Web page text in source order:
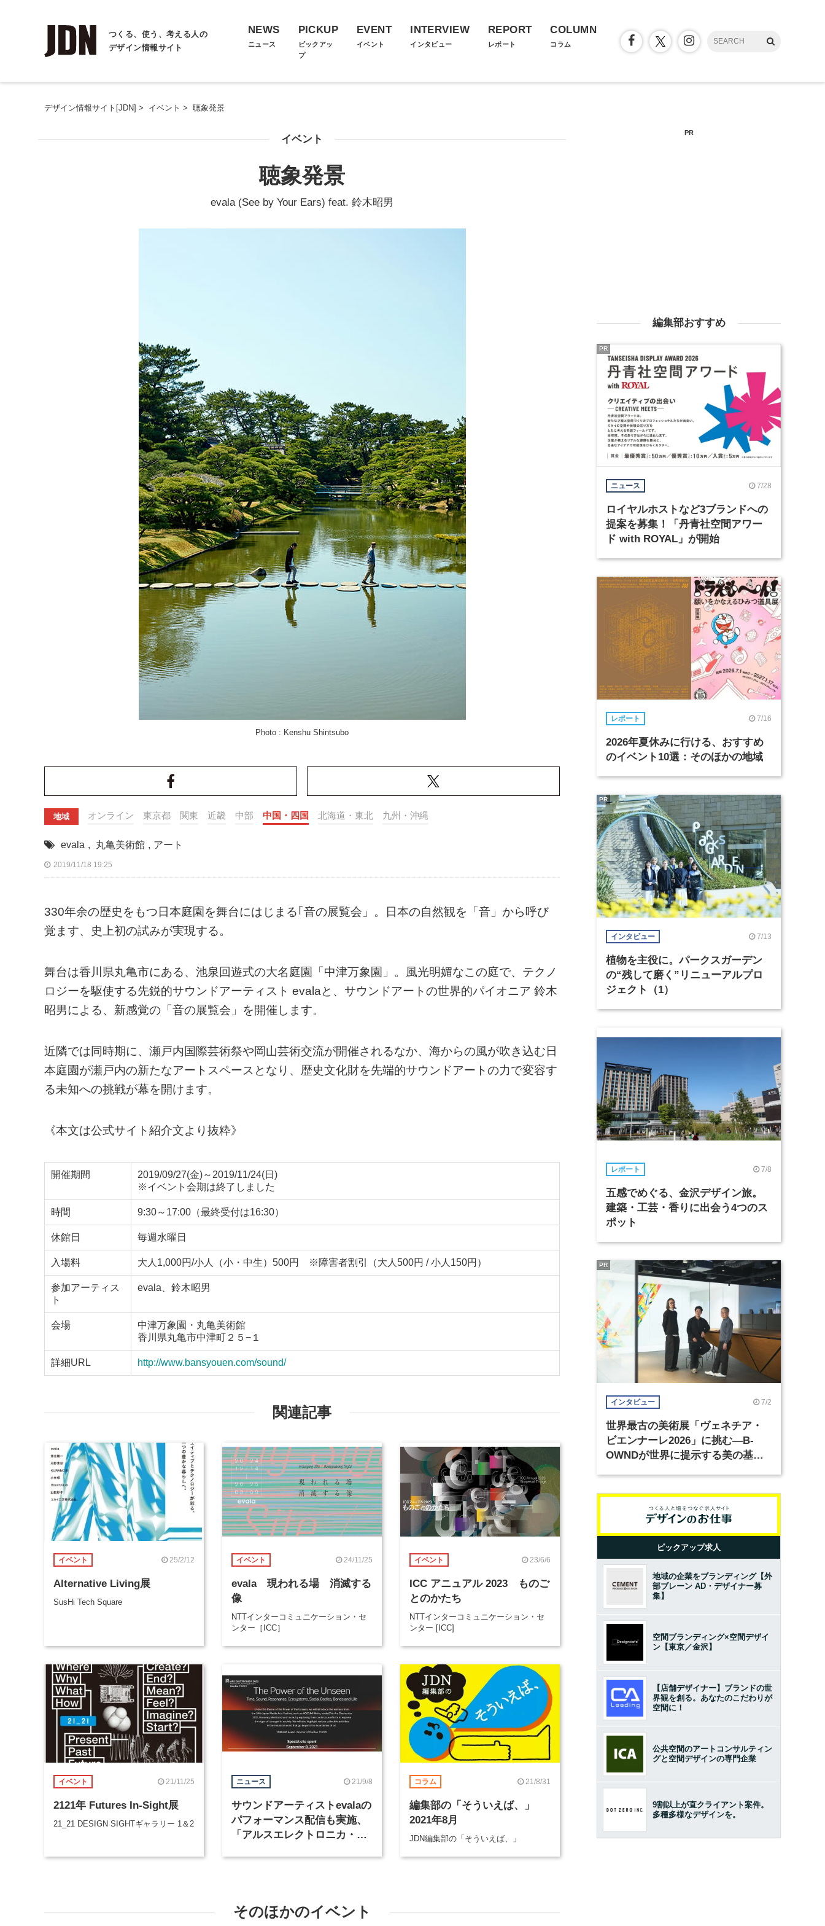
つくる、使う、考える人の
デザイン情報サイト
NEWS
ニュース
PICKUP
ピックアッ
プ
EVENT
イベント
INTERVIEW
インタビュー
REPORT
レポート
COLUMN
コラム
デザイン情報サイト[JDN] > イベント > 聴象発景
イベント
聴象発景
evala (See by Your Ears) feat. 鈴木昭男
Photo : Kenshu Shintsubo
地域 オンライン 東京都 関東 近畿 中部 中国・四国 北海道・東北 九州・沖縄
evala , 丸亀美術館 , アート
2019/11/18 19:25
330年余の歴史をもつ日本庭園を舞台にはじまる｢音の展覧会」。日本の自然観を「音」から呼び
覚ます、史上初の試みが実現する。
舞台は香川県丸亀市にある、池泉回遊式の大名庭園「中津万象園」。風光明媚なこの庭で、テクノ
ロジーを駆使する先鋭的サウンドアーティスト evalaと、サウンドアートの世界的パイオニア 鈴木
昭男による、新感覚の「音の展覧会」を開催します。
近隣では同時期に、瀬戸内国際芸術祭や岡山芸術交流が開催されるなか、海からの風が吹き込む日
本庭園が瀬戸内の新たなアートスペースとなり、歴史文化財を先端的サウンドアートの力で変容す
る未知への挑戦が幕を開けます。
《本文は公式サイト紹介文より抜粋》
開催期間
2019/09/27(金)～2019/11/24(日)
※イベント会期は終了しました
時間 9:30～17:00（最終受付は16:30）
休館日 毎週水曜日
入場料 大人1,000円/小人（小・中生）500円 ※障害者割引（大人500円 / 小人150円）
参加アーティス
ト
evala、鈴木昭男
会場
中津万象園・丸亀美術館
香川県丸亀市中津町２５−１
詳細URL http://www.bansyouen.com/sound/
関連記事
イベント 25/2/12
Alternative Living展
SusHi Tech Square
イベント 24/11/25
evala 現われる場 消滅する
像
NTTインターコミュニケーション・セ
ンター［ICC］
イベント 23/6/6
ICC アニュアル 2023 ものご
とのかたち
NTTインターコミュニケーション・セ
ンター [ICC]
イベント 21/11/25
2121年 Futures In-Sight展
21_21 DESIGN SIGHTギャラリー 1＆2
ニュース 21/9/8
サウンドアーティストevalaの
パフォーマンス配信も実施、
「アルスエレクトロニカ・フ
コラム 21/8/31
編集部の「そういえば、」
2021年8月
JDN編集部の「そういえば、」
そのほかのイベント
PR
編集部おすすめ
ニュース 7/28
ロイヤルホストなど3ブランドへの
提案を募集！「丹青社空間アワー
ド with ROYAL」が開始
PR
レポート 7/16
2026年夏休みに行ける、おすすめ
のイベント10選：そのほかの地域
インタビュー 7/13
植物を主役に。パークスガーデン
の“残して磨く”リニューアルプロ
ジェクト（1）
PR
レポート 7/8
五感でめぐる、金沢デザイン旅。
建築・工芸・香りに出会う4つのス
ポット
インタビュー 7/2
世界最古の美術展「ヴェネチア・
ビエンナーレ2026」に挑む―B-
OWNDが世界に提示する美の基準
PR
ピックアップ求人
地域の企業をブランディング【外
部ブレーン AD・デザイナー募
集】
空間ブランディング×空間デザイ
ン【東京／金沢】
【店舗デザイナー】ブランドの世
界観を創る。あなたのこだわりが
空間に！
公共空間のアートコンサルティン
グと空間デザインの専門企業
9割以上が直クライアント案件。
多種多様なデザインを。